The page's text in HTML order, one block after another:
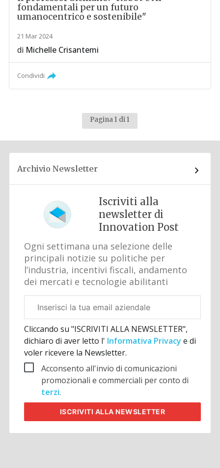
fondamentali per un futuro
umanocentrico e sostenibile"
21 Mar 2024
di Michelle Crisantemi
Condividi
Pagina 1 di 1
Archivio Newsletter
Iscriviti alla
newsletter di
Innovation Post
Ogni settimana una selezione delle
principali notizie su politiche per
l’industria, incentivi fiscali, andamento
dei mercati e tecnologie abilitanti
aziendale
Cliccando su "ISCRIVITI ALLA NEWSLETTER",
dichiaro di aver letto l' Informativa Privacye di
voler ricevere la Newsletter.
Acconsento all'invio di comunicazioni
promozionali e commerciali per conto di
terzi.
ISCRIVITI ALLA NEWSLETTER